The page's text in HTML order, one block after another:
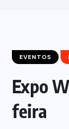
EVENTOS
Expo
feira